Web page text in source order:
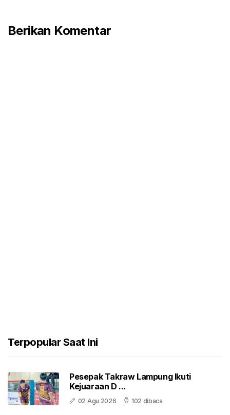
Berikan Komentar
Terpopular Saat Ini
Pesepak Takraw Lampung Ikuti
Kejuaraan D ...
02 Agu 2026 102 dibaca